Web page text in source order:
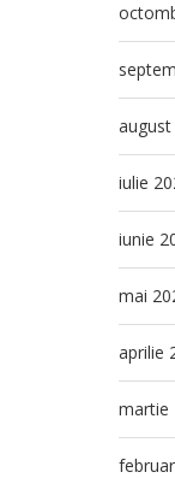
iulie
iunie
mai
aprilie
martie